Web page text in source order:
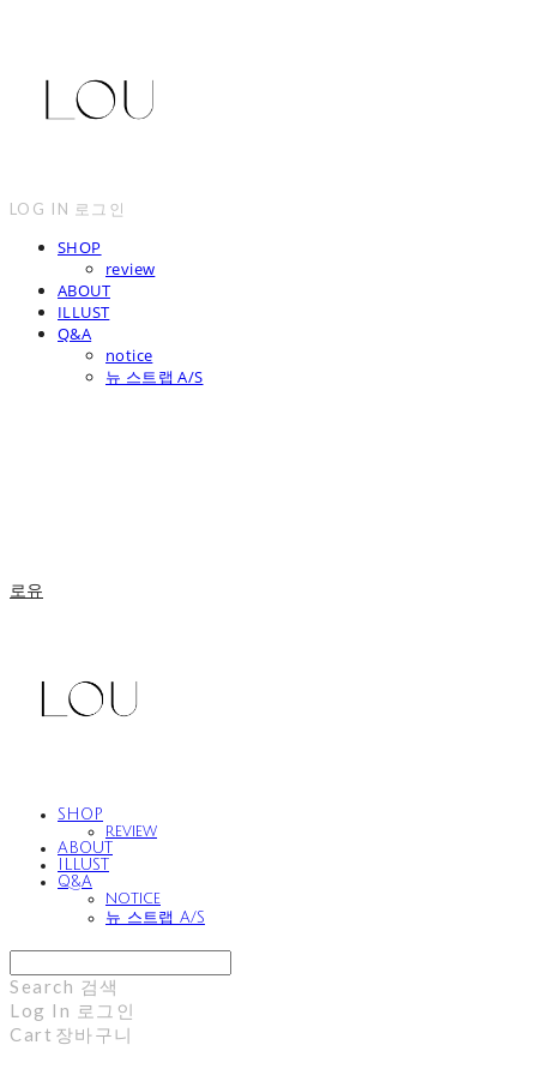
LOG IN 로그인
SHOP
review
ABOUT
ILLUST
Q&A
notice
뉴 스트랩 A/S
로유
SHOP
review
ABOUT
ILLUST
Q&A
notice
뉴 스트랩 A/S
Search 검색
Log In 로그인
Cart 장바구니